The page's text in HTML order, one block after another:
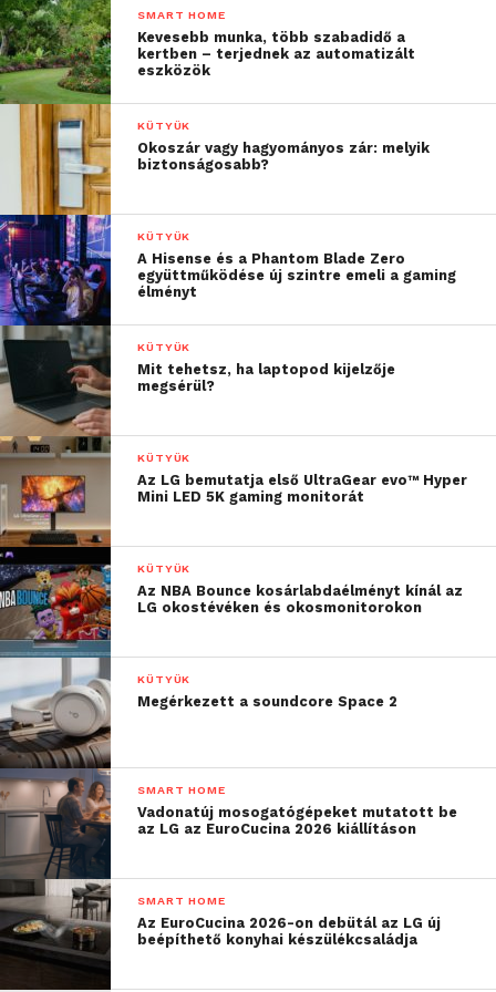
Csatlakozzon hozzánk a
SMART HOME
Kevesebb munka, több szabadidő a
kertben – terjednek az automatizált
eszközök
KÜTYÜK
Okoszár vagy hagyományos zár: melyik
biztonságosabb?
KÜTYÜK
A Hisense és a Phantom Blade Zero
együttműködése új szintre emeli a gaming
élményt
KÜTYÜK
Mit tehetsz, ha laptopod kijelzője
megsérül?
KÜTYÜK
Az LG bemutatja első UltraGear evo™ Hyper
Mini LED 5K gaming monitorát
KÜTYÜK
Az NBA Bounce kosárlabdaélményt kínál az
LG okostévéken és okosmonitorokon
KÜTYÜK
Megérkezett a soundcore Space 2
SMART HOME
Vadonatúj mosogatógépeket mutatott be
az LG az EuroCucina 2026 kiállításon
SMART HOME
Az EuroCucina 2026-on debütál az LG új
beépíthető konyhai készülékcsaládja